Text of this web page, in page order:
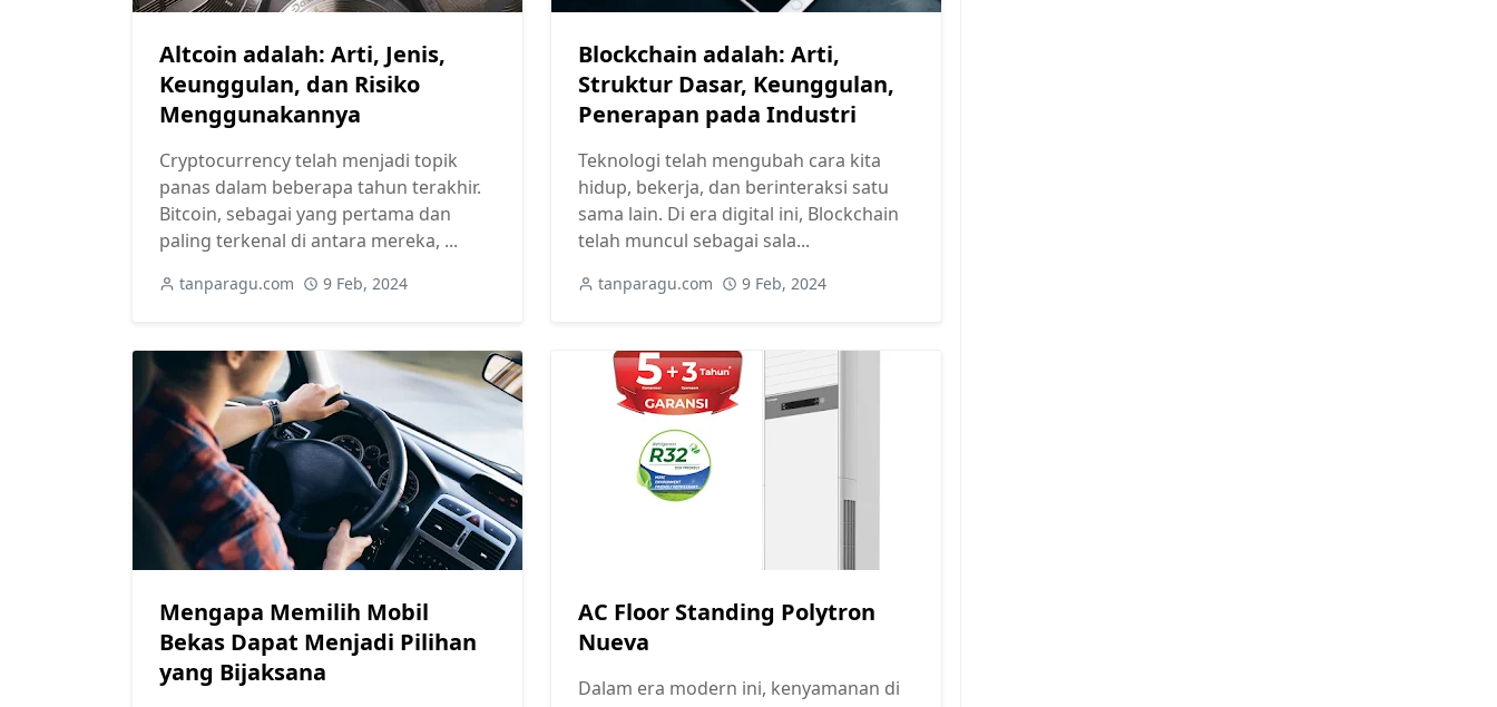
Altcoin adalah: Arti, Jenis,
Keunggulan, dan Risiko
Menggunakannya
Cryptocurrency telah menjadi topik
panas dalam beberapa tahun terakhir.
Bitcoin, sebagai yang pertama dan
paling terkenal di antara mereka, ...
tanparagu.com 9 Feb, 2024
Blockchain adalah: Arti,
Struktur Dasar, Keunggulan,
Penerapan pada Industri
Teknologi telah mengubah cara kita
hidup, bekerja, dan berinteraksi satu
sama lain. Di era digital ini, Blockchain
telah muncul sebagai sala...
tanparagu.com 9 Feb, 2024
Mengapa Memilih Mobil
Bekas Dapat Menjadi Pilihan
yang Bijaksana
AC Floor Standing Polytron
Nueva
Dalam era modern ini, kenyamanan di